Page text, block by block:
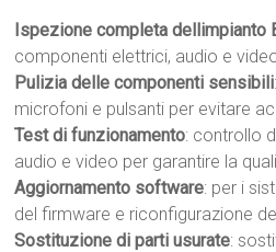
Ispezione completa dellimpianto
componenti elettrici, audio e
Pulizia delle componenti sensibili
microfoni e pulsanti per evitare
Test di funzionamento: controllo
audio e video per garantire la
Aggiornamento software: per i
del firmware e riconfigurazione
Sostituzione di parti usurate: